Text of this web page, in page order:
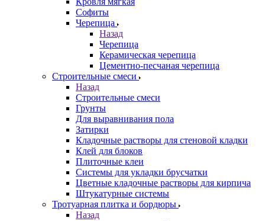
Софиты
Черепица
Назад
Черепица
Керамическая черепица
Цементно-песчаная черепица
Строительные смеси
Назад
Строительные смеси
Грунты
Для выравнивания пола
Затирки
Кладочные растворы для стеновой кладки
Клей для блоков
Плиточные клеи
Системы для укладки брусчатки
Цветные кладочные растворы для кирпича
Штукатурные системы
Тротуарная плитка и бордюры
Назад